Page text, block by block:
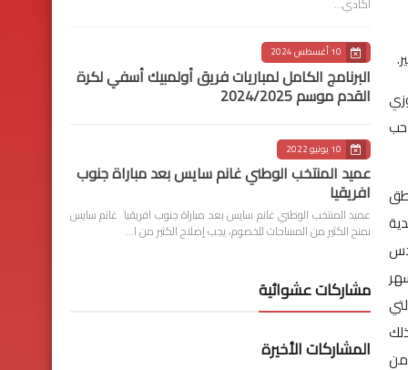
من
10 أغسطس 2024
البرنامج الكامل لمباريات فريق أولمبيك أسفي لكرة
القدم موسم 2024/2025
10 يونيو 2022
عميد المنتخب الوطني غانم سايس بعد مباراة جنوب
افريقيا
عميد المنتخب الوطني غانم سايس بعد مباراة جنوب افريقيا غانم سايس
نمنح الكثير من المساحات للخصوم، يجب إصلاح الكثير من ا…
مشاركات عشوائية
المشاركات الأخيرة